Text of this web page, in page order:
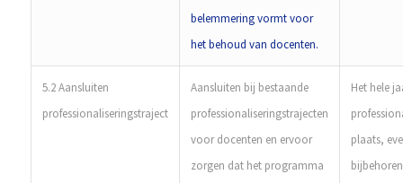
belemmering vormt voor
het behoud van docenten.
5.2 Aansluiten
professionaliseringstraject
Aansluiten bij bestaande
professionaliseringstrajecten
voor docenten en ervoor
zorgen dat het programma
Het hele
plaats,